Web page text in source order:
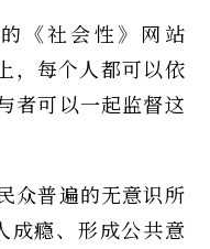
《社会性》网站
，每个人都可以依
者可以一起监督这
众普遍的无意识所
成瘾、形成公共意